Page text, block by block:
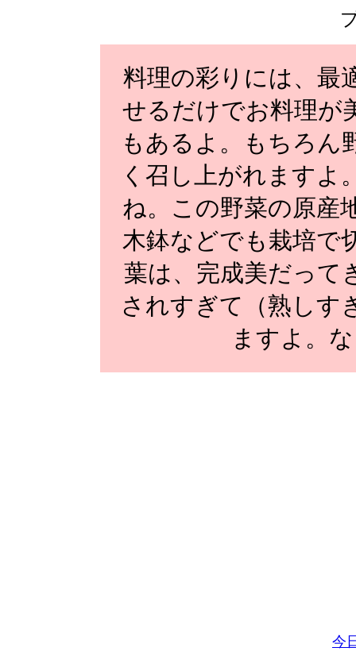
料理の彩りには、最
せるだけでお料理が
もあるよ。もちろん
く召し上がれますよ
ね。この野菜の原産
木鉢などでも栽培で
葉は、完成美だって
されすぎて（熟しす
ますよ。
今